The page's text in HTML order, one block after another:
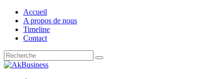
Accueil
A propos de nous
Timeline
Contact